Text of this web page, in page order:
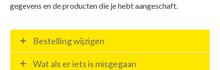
gegevens en de producten die je hebt aangeschaft.
Bestelling wijzigen
Wat als er iets is misgegaan